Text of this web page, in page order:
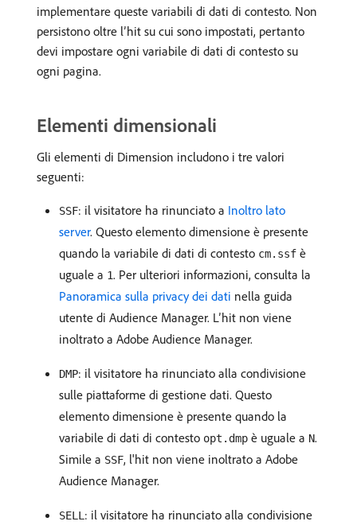
implementare queste variabili di dati di contesto. Non
persistono oltre l’hit su cui sono impostati, pertanto
devi impostare ogni variabile di dati di contesto su
ogni pagina.
Elementi dimensionali
Gli elementi di Dimension includono i tre valori
seguenti:
SSF: il visitatore ha rinunciato a Inoltro lato
server. Questo elemento dimensione è presente
quando la variabile di dati di contesto cm.ssf è
uguale a 1. Per ulteriori informazioni, consulta la
Panoramica sulla privacy dei dati nella guida
utente di Audience Manager. L’hit non viene
inoltrato a Adobe Audience Manager.
DMP: il visitatore ha rinunciato alla condivisione
sulle piattaforme di gestione dati. Questo
elemento dimensione è presente quando la
variabile di dati di contesto opt.dmp è uguale a N.
Simile a SSF, l'hit non viene inoltrato a Adobe
Audience Manager.
SELL : il visitatore ha rinunciato alla condivisione